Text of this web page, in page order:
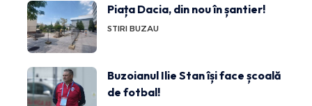
Piața Dacia, din nou în șantier!
STIRI BUZAU
Buzoianul Ilie Stan își face școală
de fotbal!